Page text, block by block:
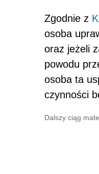
Zgodnie z
osoba
oraz jeżeli
powodu
osoba ta
czynności
Dalszy ciąg